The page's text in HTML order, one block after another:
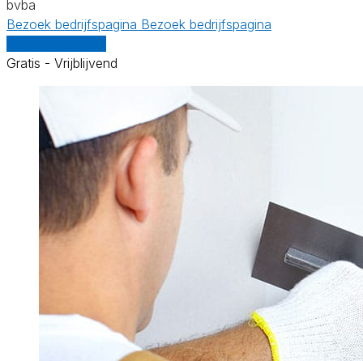
bvba
Bezoek bedrijfspagina Bezoek bedrijfspagina
Gratis - Vrijblijvend